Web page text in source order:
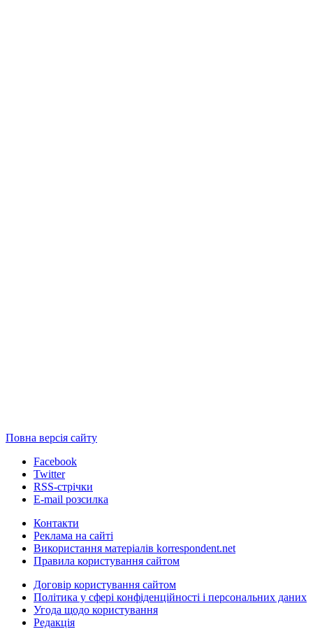
Повна версія сайту
Facebook
Twitter
RSS-стрічки
E-mail розсилка
Контакти
Реклама на сайті
Використання матеріалів korrespondent.net
Правила користування сайтом
Договір користування сайтом
Політика у сфері конфіденційності і персональних даних
Угода щодо користування
Редакція